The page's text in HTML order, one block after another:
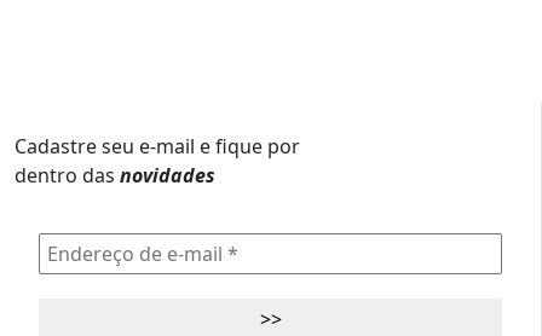
Cadastre seu e-mail e fique por
dentro das novidades